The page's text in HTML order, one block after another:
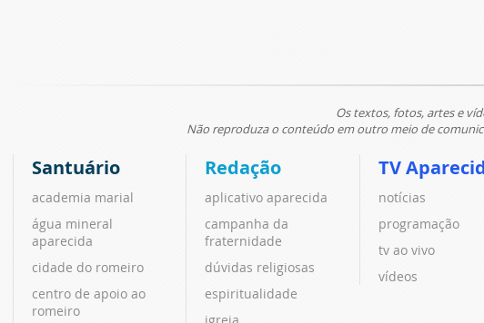
Os textos, fotos, artes e
Não reproduza o conteúdo em outro meio de
Santuário
academia marial
água mineral
aparecida
cidade do romeiro
centro de apoio ao
romeiro
Redação
aplicativo aparecida
campanha da
fraternidade
dúvidas religiosas
espiritualidade
igreja
TV
notícias
programação
tv ao vivo
vídeos